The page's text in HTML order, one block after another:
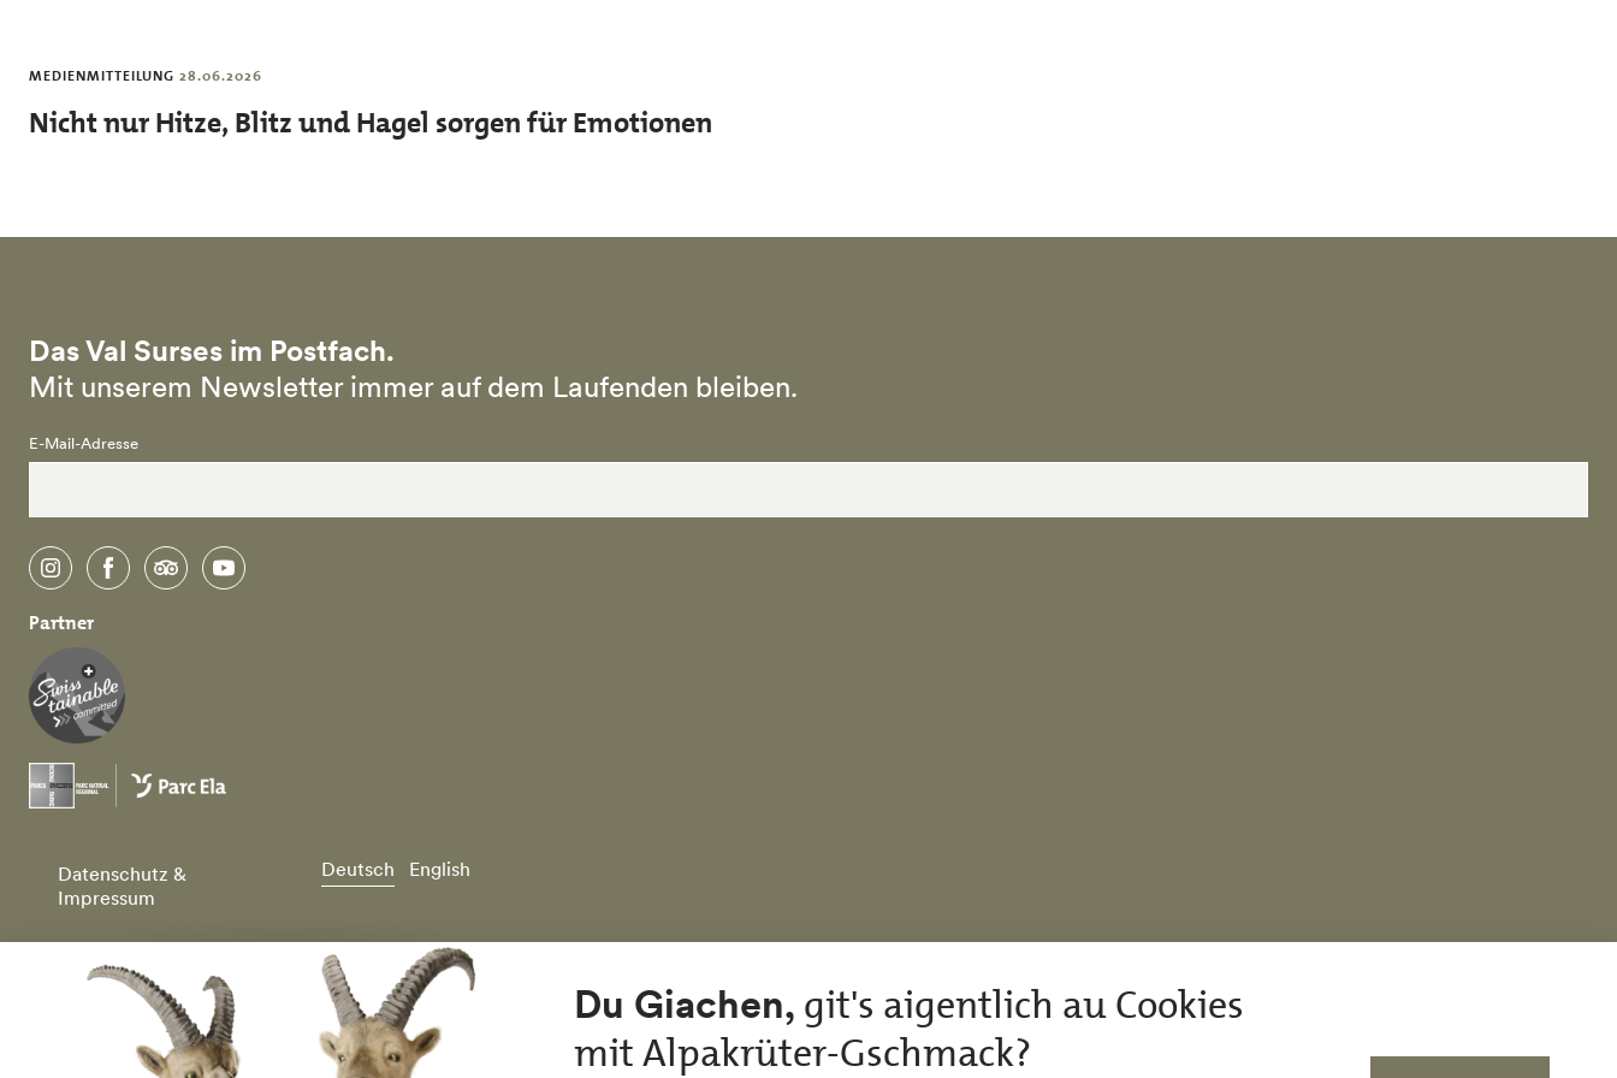
MEDIENMITTEILUNG 28.06.2026
Nicht nur Hitze, Blitz und Hagel sorgen für Emotionen
Das Val Surses im Postfach.
Mit unserem Newsletter immer auf dem Laufenden bleiben.
E-Mail-Adresse
instagramfacebooktripadvisoryoutube
Partner
Datenschutz &
Impressum
Deutsch English